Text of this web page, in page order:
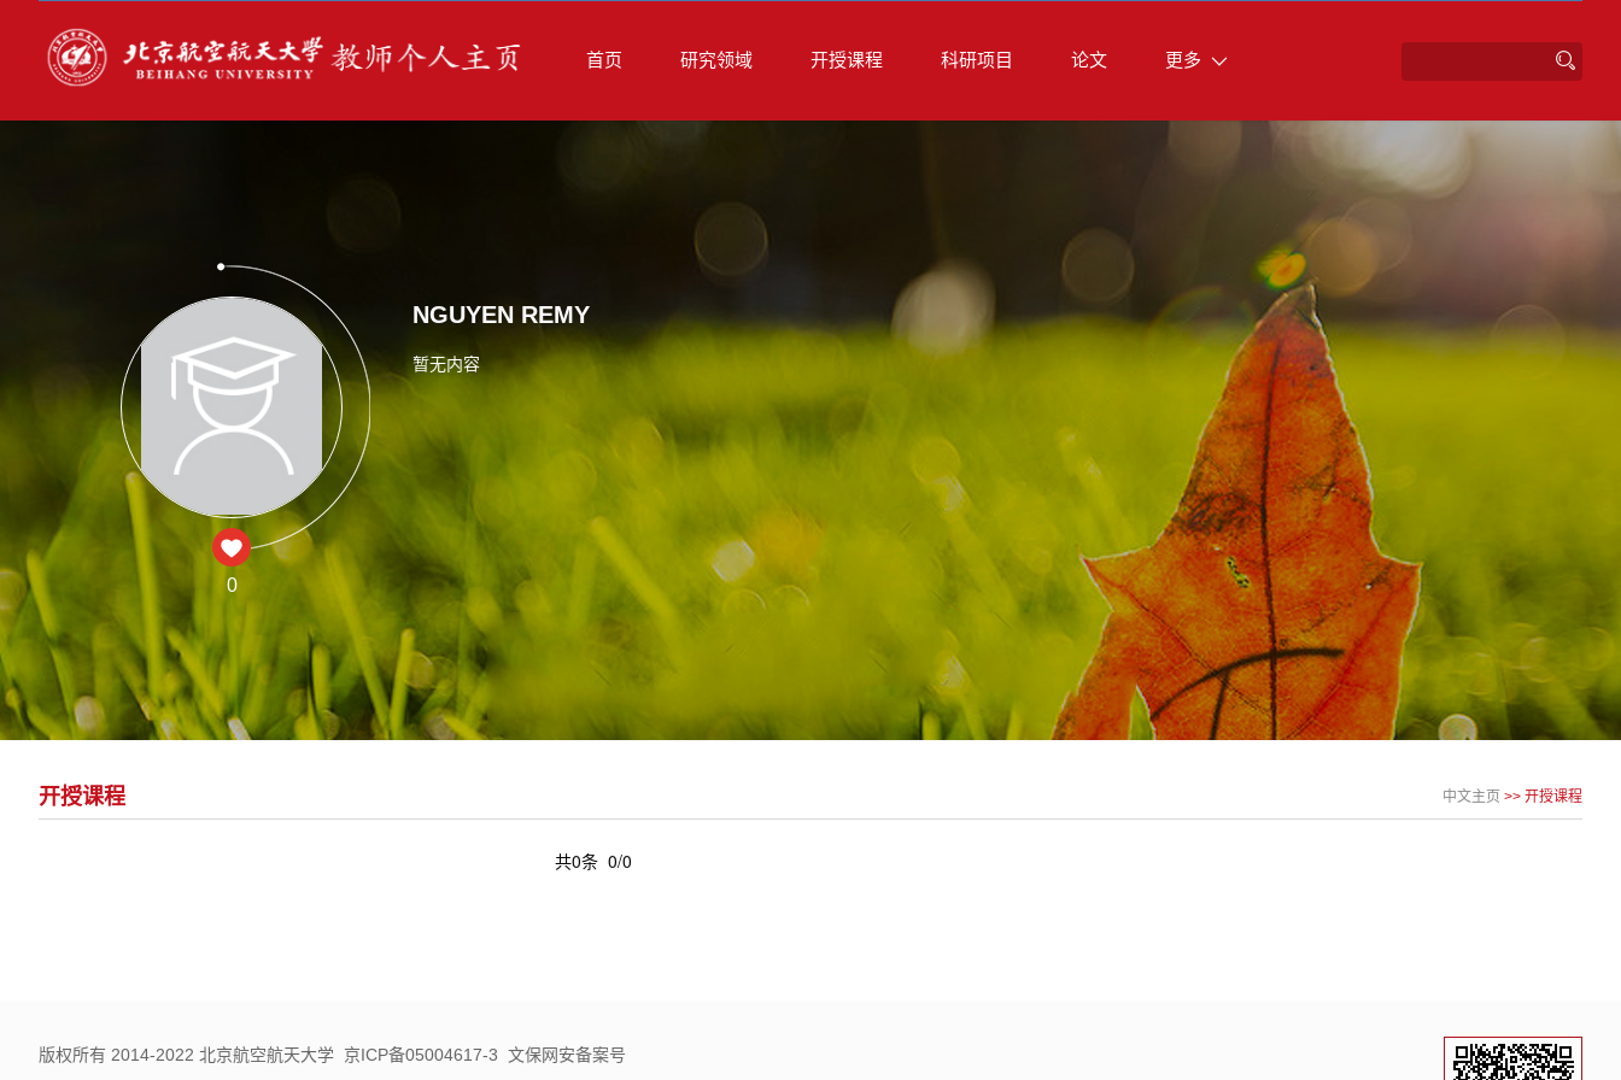
首页 研究领域 开授课程 科研项目 论文 更多
0
NGUYEN REMY
暂无内容
开授课程 中文主页 >> 开授课程
共0条 0/0
版权所有 2014-2022 北京航空航天大学 京ICP备05004617-3 文保网安备案号